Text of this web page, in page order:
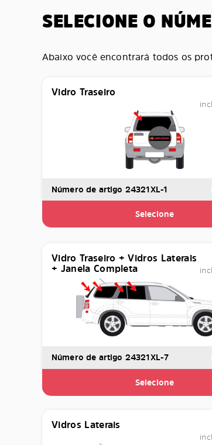
SELECIONE O
Abaixo você encontrará todos os
Vidro Traseiro
Número de artigo 24321XL-1
Selecione
Vidro Traseiro + Vidros Laterais
+ Janela Completa
Número de artigo 24321XL-7
Selecione
Vidros Laterais